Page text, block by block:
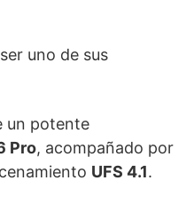
uno de sus
un potente
Pro, acompañado por
UFS 4.1.